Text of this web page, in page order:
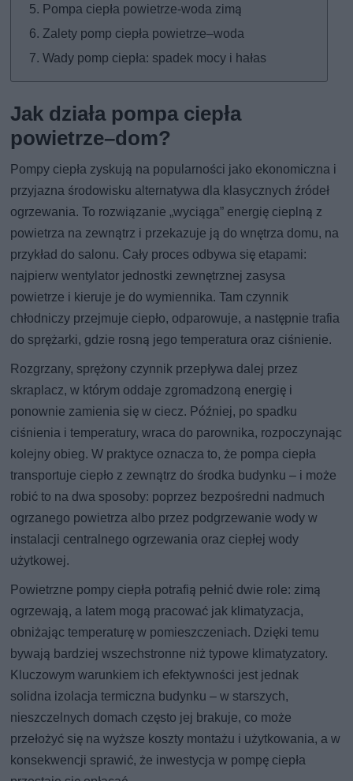
Pompa ciepła powietrze-woda zimą
Zalety pomp ciepła powietrze–woda
Wady pomp ciepła: spadek mocy i hałas
Jak działa pompa ciepła
powietrze–dom?
Pompy ciepła zyskują na popularności jako ekonomiczna i
przyjazna środowisku alternatywa dla klasycznych źródeł
ogrzewania. To rozwiązanie „wyciąga” energię cieplną z
powietrza na zewnątrz i przekazuje ją do wnętrza domu, na
przykład do salonu. Cały proces odbywa się etapami:
najpierw wentylator jednostki zewnętrznej zasysa
powietrze i kieruje je do wymiennika. Tam czynnik
chłodniczy przejmuje ciepło, odparowuje, a następnie trafia
do sprężarki, gdzie rosną jego temperatura oraz ciśnienie.
Rozgrzany, sprężony czynnik przepływa dalej przez
skraplacz, w którym oddaje zgromadzoną energię i
ponownie zamienia się w ciecz. Później, po spadku
ciśnienia i temperatury, wraca do parownika, rozpoczynając
kolejny obieg. W praktyce oznacza to, że pompa ciepła
transportuje ciepło z zewnątrz do środka budynku – i może
robić to na dwa sposoby: poprzez bezpośredni nadmuch
ogrzanego powietrza albo przez podgrzewanie wody w
instalacji centralnego ogrzewania oraz ciepłej wody
użytkowej.
Powietrzne pompy ciepła potrafią pełnić dwie role: zimą
ogrzewają, a latem mogą pracować jak klimatyzacja,
obniżając temperaturę w pomieszczeniach. Dzięki temu
bywają bardziej wszechstronne niż typowe klimatyzatory.
Kluczowym warunkiem ich efektywności jest jednak
solidna izolacja termiczna budynku – w starszych,
nieszczelnych domach często jej brakuje, co może
przełożyć się na wyższe koszty montażu i użytkowania, a w
konsekwencji sprawić, że inwestycja w pompę ciepła